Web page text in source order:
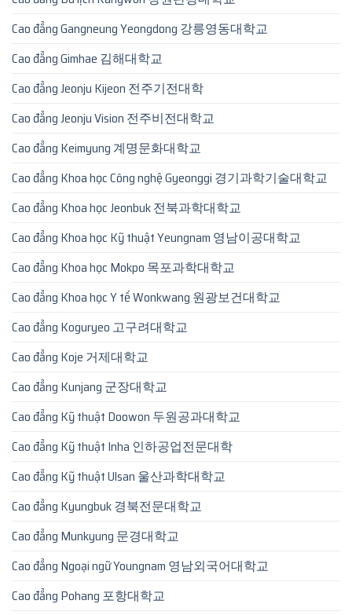
Cao đẳng Gangneung Yeongdong 강릉영동대학교
Cao đẳng Gimhae 김해대학교
Cao đẳng Jeonju Kijeon 전주기전대학
Cao đẳng Jeonju Vision 전주비전대학교
Cao đẳng Keimyung 계명문화대학교
Cao đẳng Khoa học Công nghệ Gyeonggi 경기과학기술대학교
Cao đẳng Khoa học Jeonbuk 전북과학대학교
Cao đẳng Khoa học Kỹ thuật Yeungnam 영남이공대학교
Cao đẳng Khoa học Mokpo 목포과학대학교
Cao đẳng Khoa học Y tế Wonkwang 원광보건대학교
Cao đẳng Koguryeo 고구려대학교
Cao đẳng Koje 거제대학교
Cao đẳng Kunjang 군장대학교
Cao đẳng Kỹ thuật Doowon 두원공과대학교
Cao đẳng Kỹ thuật Inha 인하공업전문대학
Cao đẳng Kỹ thuật Ulsan 울산과학대학교
Cao đẳng Kyungbuk 경북전문대학교
Cao đẳng Munkyung 문경대학교
Cao đẳng Ngoại ngữ Youngnam 영남외국어대학교
Cao đẳng Pohang 포항대학교